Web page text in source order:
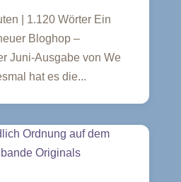
| 1.120 Wörter Ein
Bloghop –
Juni-Ausgabe von We
hat es die...